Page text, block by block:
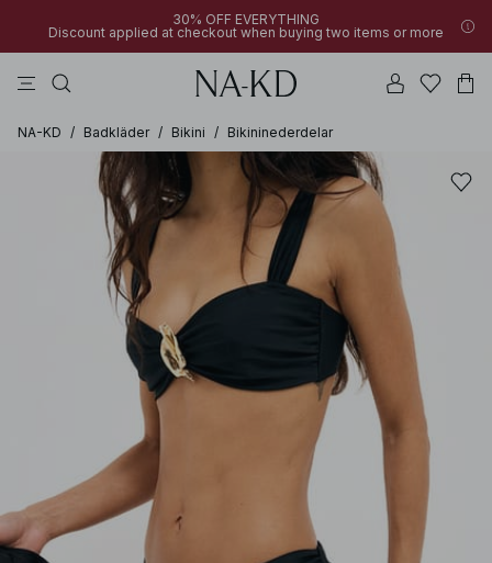
30% OFF EVERYTHING
Discount applied at checkout when buying two items or more
NA-KD / Badkläder / Bikini / Bikininederdelar